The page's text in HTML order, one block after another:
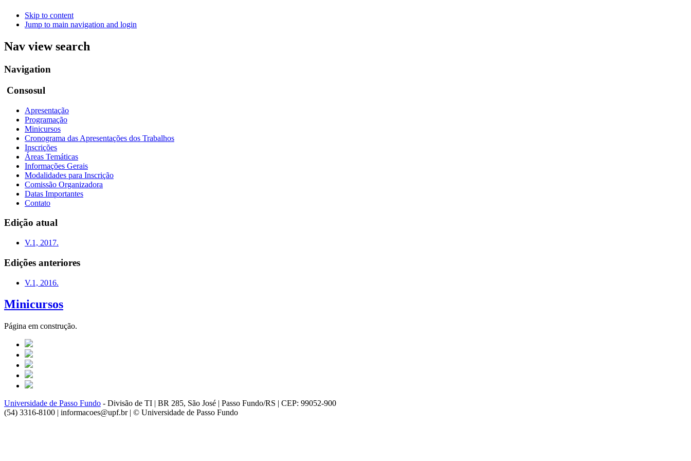
Skip to content
Jump to main navigation and login
Nav view search
Navigation
Consosul
Apresentação
Programação
Minicursos
Cronograma das Apresentações dos Trabalhos
Inscrições
Áreas Temáticas
Informações Gerais
Modalidades para Inscrição
Comissão Organizadora
Datas Importantes
Contato
Edição atual
V.1, 2017.
Edições anteriores
V.1, 2016.
Minicursos
Página em construção.
Universidade de Passo Fundo - Divisão de TI | BR 285, São José | Passo Fundo/RS | CEP: 99052-900
(54) 3316-8100 | informacoes@upf.br | © Universidade de Passo Fundo